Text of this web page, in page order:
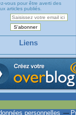
vous pour être averti des
articles publiés.
Liens
personnelles